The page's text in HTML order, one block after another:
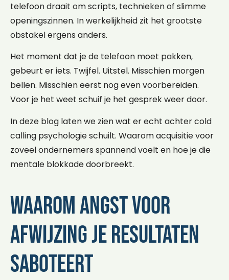
telefoon draait om scripts, technieken of slimme
openingszinnen. In werkelijkheid zit het grootste
obstakel ergens anders.
Het moment dat je de telefoon moet pakken,
gebeurt er iets. Twijfel. Uitstel. Misschien morgen
bellen. Misschien eerst nog even voorbereiden.
Voor je het weet schuif je het gesprek weer door.
In deze blog laten we zien wat er echt achter cold
calling psychologie schuilt. Waarom acquisitie voor
zoveel ondernemers spannend voelt en hoe je die
mentale blokkade doorbreekt.
Waarom angst voor
afwijzing je resultaten
saboteert